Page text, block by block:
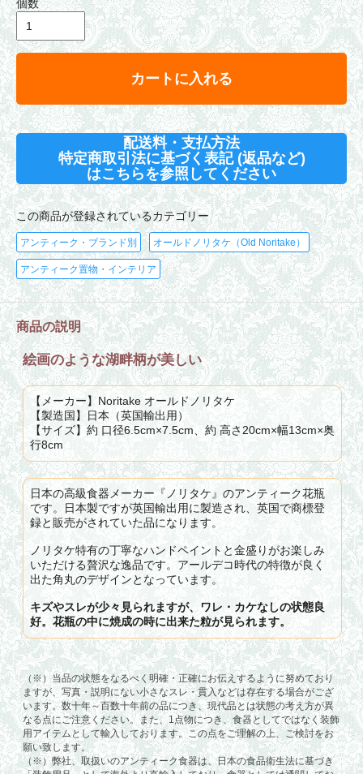
個数
カートに入れる
配送料・支払方法
特定商取引法に基づく表記 (返品など)
はこちらを参照してください
この商品が登録されているカテゴリー
アンティーク・ブランド別 オールドノリタケ（Old Noritake）
アンティーク置物・インテリア
商品の説明
絵画のような湖畔柄が美しい
【メーカー】Noritake オールドノリタケ
【製造国】日本（英国輸出用）
【サイズ】約 口径6.5cm×7.5cm、約 高さ20cm×幅13cm×奥
行8cm
日本の高級食器メーカー『ノリタケ』のアンティーク花瓶
です。日本製ですが英国輸出用に製造され、英国で商標登
録と販売がされていた品になります。
ノリタケ特有の丁寧なハンドペイントと金盛りがお楽しみ
いただける贅沢な逸品です。アールデコ時代の特徴が良く
出た角丸のデザインとなっています。
キズやスレが少々見られますが、ワレ・カケなしの状態良
好。花瓶の中に焼成の時に出来た粒が見られます。